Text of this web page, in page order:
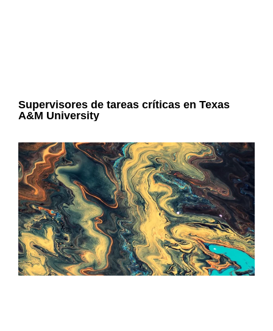
Supervisores de tareas críticas en Texas
A&M University